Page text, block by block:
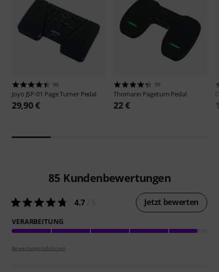
96
Joyo JSP-01 Page Turner Pedal
29,90 €
99
Thomann Pageturn Pedal
22 €
85 Kundenbewertungen
4.7 Jetzt bewerten
VERARBEITUNG
Bewertungsrichtlinien